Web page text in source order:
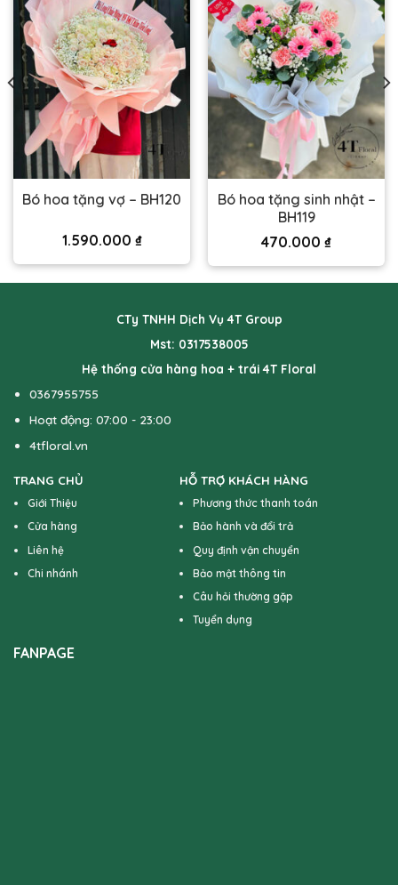
Bó hoa tặng vợ – BH120
1.590.000 ₫
Bó hoa tặng sinh nhật –
BH119
470.000 ₫
CTy TNHH Dịch Vụ 4T Group
Mst: 0317538005
Hệ thống cửa hàng hoa + trái 4T Floral
0367955755
Hoạt động: 07:00 - 23:00
4tfloral.vn
TRANG CHỦ
Giới Thiệu
Cửa hàng
Liên hệ
Chi nhánh
HỖ TRỢ KHÁCH HÀNG
Phương thức thanh toán
Bảo hành và đổi trả
Quy định vận chuyển
Bảo mật thông tin
Câu hỏi thường gặp
Tuyển dụng
FANPAGE